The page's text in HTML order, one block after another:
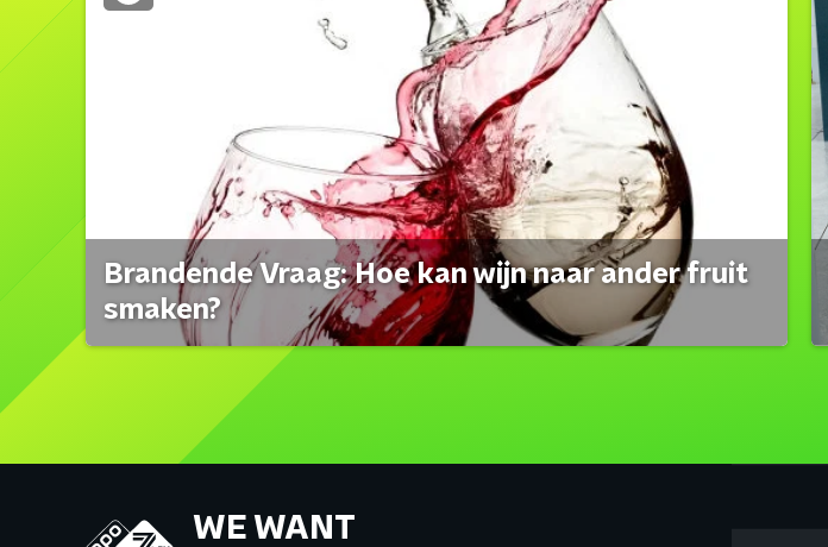
Brandende Vraag: Hoe kan wijn naar ander fruit
smaken?
WE WANT